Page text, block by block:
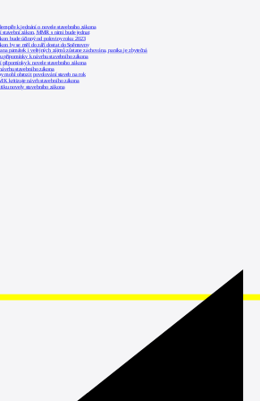
k jednání o novele stavebního zákona
stavební zákon, MMR s nimi bude jednat
bude účinný od poloviny roku 2023
by se měl do září dostat do Sněmovny
památek i veřejných zájmů zůstane zachována, panika je zbytečná
připomínky k návrhu stavebního zákona
připomínky k novele stavebního zákona
stavebního zákona
mohl ohrozit povolování staveb na rok
kritizuje návrh stavebního zákona
novely stavebního zákona